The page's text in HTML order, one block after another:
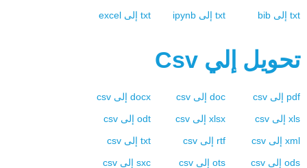
txt إلى bib
txt إلى ipynb
txt إلى excel
تحويل إلي Csv
pdf إلى csv
doc إلى csv
docx إلى csv
xls إلى csv
xlsx إلى csv
odt إلى csv
xml إلى csv
rtf إلى csv
txt إلى csv
ods إلى csv
ots إلى csv
sxc إلى csv